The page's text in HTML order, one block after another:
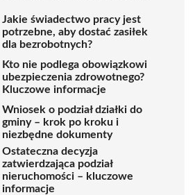
Jakie świadectwo pracy jest
potrzebne, aby dostać zasiłek
dla bezrobotnych?
Kto nie podlega obowiązkowi
ubezpieczenia zdrowotnego?
Kluczowe informacje
Wniosek o podział działki do
gminy – krok po kroku i
niezbędne dokumenty
Ostateczna decyzja
zatwierdzająca podział
nieruchomości – kluczowe
informacje